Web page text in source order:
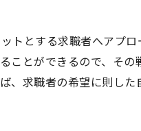
トとする求職者へアプ
ことができるので、そ
、求職者の希望に則し